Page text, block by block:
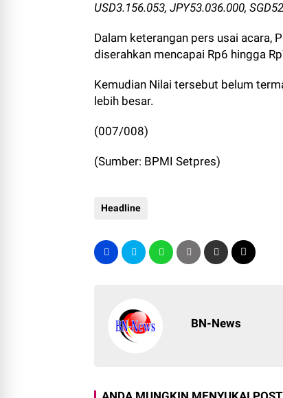
USD3.156.053, JPY53.036.000,
Dalam keterangan pers usai acara,
diserahkan mencapai Rp6 hingga
Kemudian Nilai tersebut belum
lebih besar.
(007/008)
(Sumber: BPMI Setpres)
Headline
BN-News